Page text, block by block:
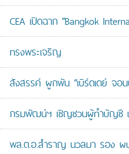
CEA เปิดฉาก “Bangkok
ทรงพระเจริญ
สังสรรค์ ผูกพัน “เบิร์ดเดย์ จอ
กรมพัฒน์ฯ เชิญชวนผู้ทำบัญชี
พล.ต.อ.สำราญ นวลมา รอง ผ